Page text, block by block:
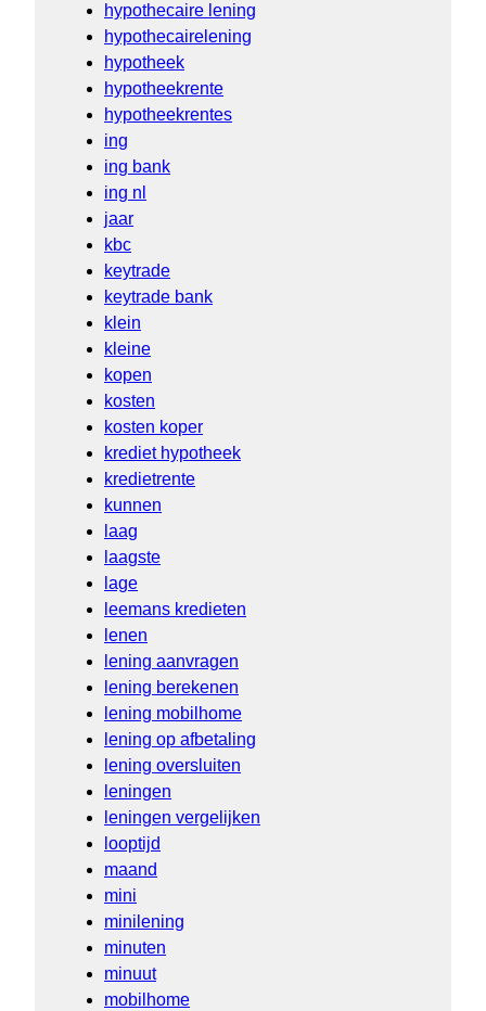
hypothecaire lening
hypothecairelening
hypotheek
hypotheekrente
hypotheekrentes
ing
ing bank
ing nl
jaar
kbc
keytrade
keytrade bank
klein
kleine
kopen
kosten
kosten koper
krediet hypotheek
kredietrente
kunnen
laag
laagste
lage
leemans kredieten
lenen
lening aanvragen
lening berekenen
lening mobilhome
lening op afbetaling
lening oversluiten
leningen
leningen vergelijken
looptijd
maand
mini
minilening
minuten
minuut
mobilhome